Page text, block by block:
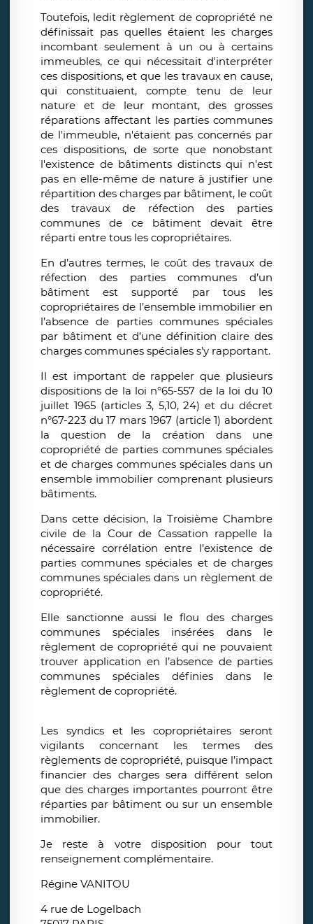
Toutefois, ledit règlement de copropriété ne
définissait pas quelles étaient les charges
incombant seulement à un ou à certains
immeubles, ce qui nécessitait d'interpréter
ces dispositions, et que les travaux en cause,
qui constituaient, compte tenu de leur
nature et de leur montant, des grosses
réparations affectant les parties communes
de l'immeuble, n'étaient pas concernés par
ces dispositions, de sorte que nonobstant
l'existence de bâtiments distincts qui n'est
pas en elle-même de nature à justifier une
répartition des charges par bâtiment, le coût
des travaux de réfection des parties
communes de ce bâtiment devait être
réparti entre tous les copropriétaires.
En d’autres termes, le coût des travaux de
réfection des parties communes d’un
bâtiment est supporté par tous les
copropriétaires de l’ensemble immobilier en
l’absence de parties communes spéciales
par bâtiment et d’une définition claire des
charges communes spéciales s’y rapportant.
Il est important de rappeler que plusieurs
dispositions de la loi n°65-557 de la loi du 10
juillet 1965 (articles 3, 5,10, 24) et du décret
n°67-223 du 17 mars 1967 (article 1) abordent
la question de la création dans une
copropriété de parties communes spéciales
et de charges communes spéciales dans un
ensemble immobilier comprenant plusieurs
bâtiments.
Dans cette décision, la Troisième Chambre
civile de la Cour de Cassation rappelle la
nécessaire corrélation entre l’existence de
parties communes spéciales et de charges
communes spéciales dans un règlement de
copropriété.
Elle sanctionne aussi le flou des charges
communes spéciales insérées dans le
règlement de copropriété qui ne pouvaient
trouver application en l’absence de parties
communes spéciales définies dans le
règlement de copropriété.
Les syndics et les copropriétaires seront
vigilants concernant les termes des
règlements de copropriété, puisque l’impact
financier des charges sera différent selon
que des charges importantes pourront être
réparties par bâtiment ou sur un ensemble
immobilier.
Je reste à votre disposition pour tout
renseignement complémentaire.
Régine VANITOU
4 rue de Logelbach